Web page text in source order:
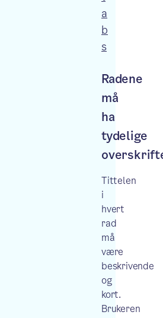
a
b
s
Radene
må
ha
tydelige
Tittelen
i
hvert
rad
må
være
beskrivende
og
kort.
Brukeren